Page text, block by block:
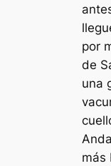
por
de
una
más